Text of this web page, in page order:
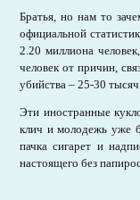
Братья, но нам то
официальной
2.20 миллиона
человек от причин,
убийства – 25-30
Эти иностранные
клич и молодежь уже
пачка сигарет и
настоящего без